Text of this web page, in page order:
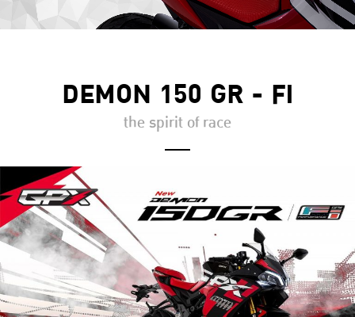
DEMON 150 GR - FI
the spirit of race